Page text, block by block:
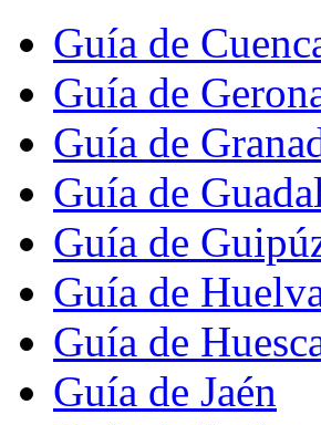
Guía de
Guía de
Guía de
Guía de
Guía de
Guía de
Guía de
Guía de Jaén